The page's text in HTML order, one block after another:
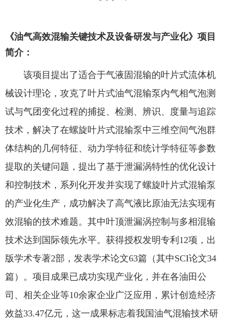
《油气高效混输关键技术及设备研发与产业化》项目
简介：
该项目提出了适合于气液固混输的叶片式流体机
械设计理论，攻克了叶片式油气混输泵内气相气泡测
试与气团变化过程的捕捉、检测、辨识、度量与追踪
技术，解决了在螺旋叶片式混输泵中三维空间气泡群
体结构的几何特征、动力学特征和统计学特征等参数
提取的关键问题，提出了基于泄漏涡特性的优化设计
和控制技术，系列化开发并实现了螺旋叶片式混输泵
的产业化生产，成功解决了高气液比原油无法实现有
效混输的技术难题。其中叶顶泄漏涡控制与多相混输
技术达到国际领先水平。获得授权发明专利12项，出
版学术专著2部，发表学术论文63篇（其中SCI论文34
篇）。项目成果已成功实现产业化，并在各油田公
司、相关企业等10余家企业广泛应用，累计创造经济
效益33.47亿元，这一成果标志着我国油气混输技术研